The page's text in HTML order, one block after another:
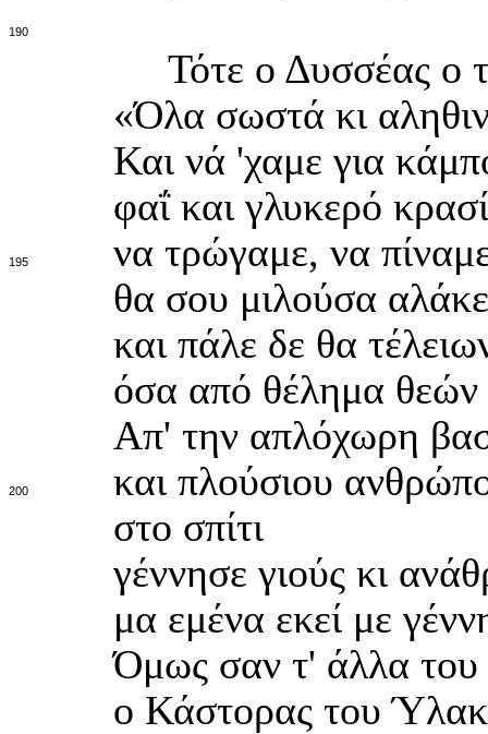
190
Τότε ο Δυσσέας ο
«Όλα σωστά κι
Και νά 'χαμε για
φαΐ και γλυκερό
195
να τρώγαμε, να
θα σου μιλούσα
και πάλε δε θα
όσα από θέλημα
Απ' την απλόχωρη
200
και πλούσιου
στο σπίτι
γέννησε γιούς κι
μα εμένα εκεί με
Όμως σαν τ' άλλα του
ο Κάστορας του